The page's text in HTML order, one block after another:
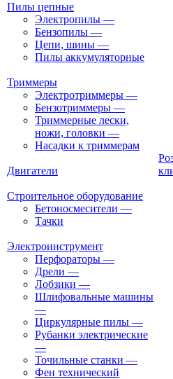
Пилы цепные
Электропилы —
Бензопилы —
Цепи, шины —
Пилы аккумуляторные
Триммеры
Электротриммеры —
Бензотриммеры —
Триммерные лески,
ножи, головки —
Насадки к триммерам
Двигатели
Строительное оборудование
Бетоносмесители —
Тачки
Электроинструмент
Перфораторы —
Дрели —
Лобзики —
Шлифовальные машины
—
Циркулярные пилы —
Рубанки электрические
—
Точильные станки —
Фен технический